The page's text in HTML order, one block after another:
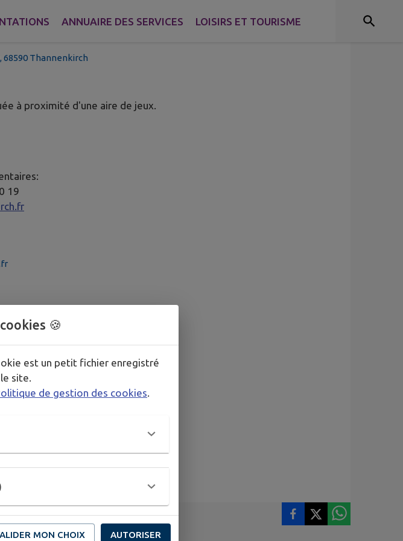
ANNUAIRE DES SERVICES LOISIRS ET TOURISME
68590 Thannenkirch
à proximité d'une aire de jeux.
19
🍪
est un petit fichier enregistré
site.
de gestion des cookies
MON CHOIX AUTORISER